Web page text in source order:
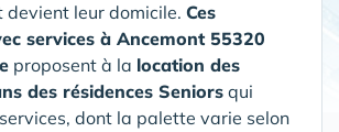
devient leur domicile. Ces
services à Ancemont 55320
proposent à la location des
des résidences Seniors qui
dont la palette varie selon